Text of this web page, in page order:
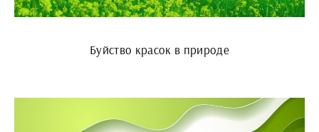
Буйство красок в природе